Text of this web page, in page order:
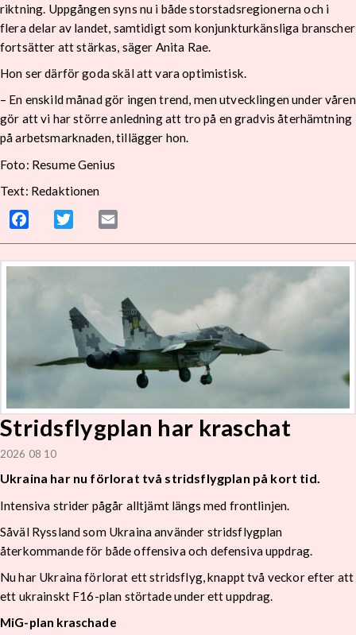
riktning. Uppgången syns nu i både storstadsregionerna och i
flera delar av landet, samtidigt som konjunkturkänsliga branscher
fortsätter att stärkas, säger Anita Rae.
Hon ser därför goda skäl att vara optimistisk.
– En enskild månad gör ingen trend, men utvecklingen under våren
gör att vi har större anledning att tro på en gradvis återhämtning
på arbetsmarknaden, tillägger hon.
Foto: Resume Genius
Text: Redaktionen
Facebook Twitter
Stridsflygplan har kraschat
2026 08 10
Ukraina har nu förlorat två stridsflygplan på kort tid.
Intensiva strider pågår alltjämt längs med frontlinjen.
Såväl Ryssland som Ukraina använder stridsflygplan
återkommande för både offensiva och defensiva uppdrag.
Nu har Ukraina förlorat ett stridsflyg, knappt två veckor efter att
ett ukrainskt F16-plan störtade under ett uppdrag.
MiG-plan kraschade